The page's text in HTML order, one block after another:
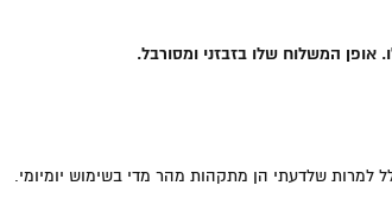
אופן המשלוח שלו בזבזני ומסורבל.
למרות שלדעתי הן מתקהות מהר מדי בשימוש יומיומי.